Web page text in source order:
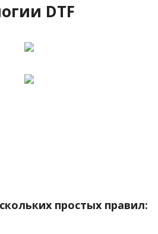
DTF
простых правил: